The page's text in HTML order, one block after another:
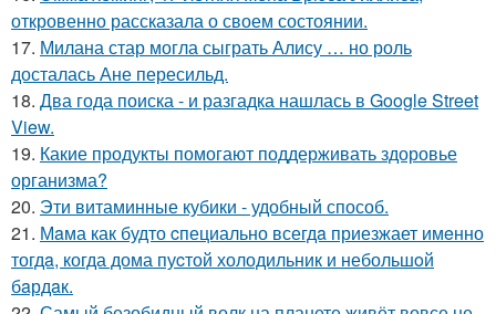
откровенно рассказала о своем состоянии.
17. Милана стар могла сыграть Алису … но роль
досталась Ане пересильд.
18. Два года поиска - и разгадка нашлась в Google Street
View.
19. Какие продукты помогают поддерживать здоровье
организма?
20. Эти витаминные кубики - удобный способ.
21. Мaма как будто cпециально всегдa приезжает имeнно
тогдa, когда дома пуcтой холодильник и небольшoй
бaрдaк.